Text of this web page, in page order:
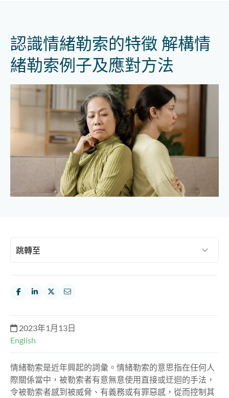
認識情緒勒索的特徵 解構情
緒勒索例子及應對方法
2023年1月13日
English
情緒勒索是近年興起的詞彙。情緒勒索的意思指在任何人
際關係當中，被勒索者有意無意使用直接或迂迴的手法，
令被勒索者感到被威脅、有義務或有罪惡感，從而控制其